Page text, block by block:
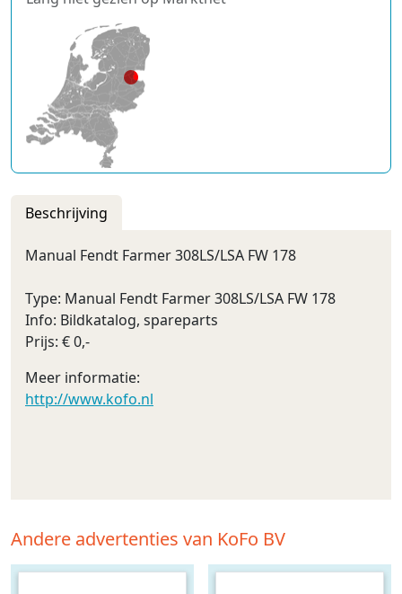
Beschrijving
Manual Fendt Farmer 308LS/LSA FW 178
Type: Manual Fendt Farmer 308LS/LSA FW 178
Info: Bildkatalog, spareparts
Prijs: € 0,-
Meer informatie:
http://www.kofo.nl
Andere advertenties van KoFo BV